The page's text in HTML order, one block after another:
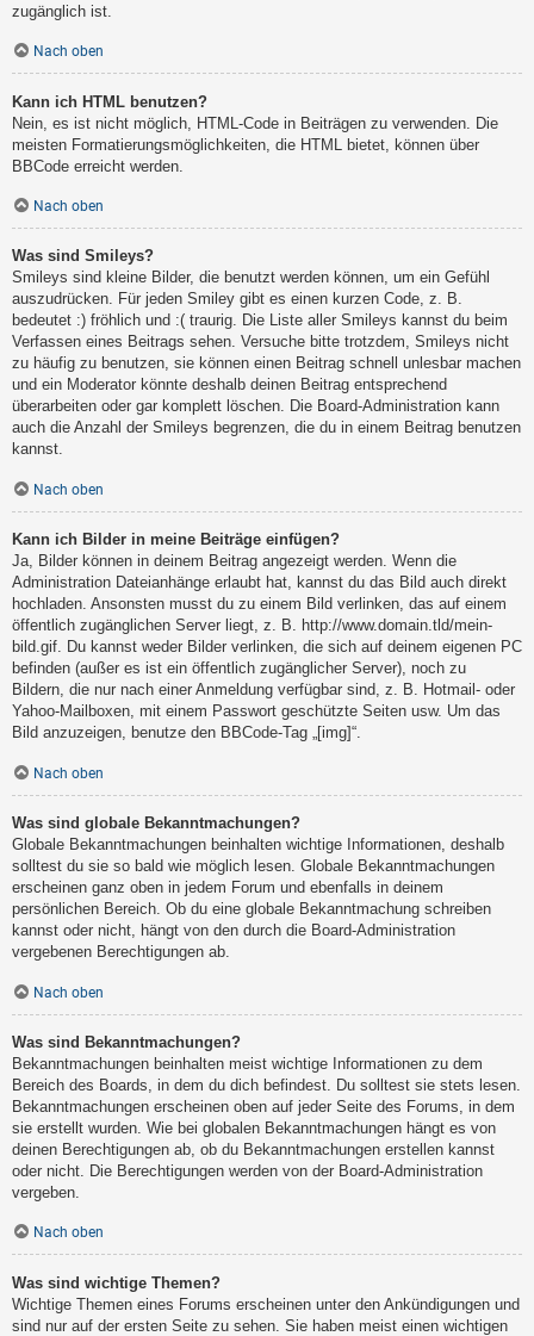
zugänglich ist.
Nach oben
Kann ich HTML benutzen?
Nein, es ist nicht möglich, HTML-Code in Beiträgen zu verwenden. Die
meisten Formatierungsmöglichkeiten, die HTML bietet, können über
BBCode erreicht werden.
Nach oben
Was sind Smileys?
Smileys sind kleine Bilder, die benutzt werden können, um ein Gefühl
auszudrücken. Für jeden Smiley gibt es einen kurzen Code, z. B.
bedeutet :) fröhlich und :( traurig. Die Liste aller Smileys kannst du beim
Verfassen eines Beitrags sehen. Versuche bitte trotzdem, Smileys nicht
zu häufig zu benutzen, sie können einen Beitrag schnell unlesbar machen
und ein Moderator könnte deshalb deinen Beitrag entsprechend
überarbeiten oder gar komplett löschen. Die Board-Administration kann
auch die Anzahl der Smileys begrenzen, die du in einem Beitrag benutzen
kannst.
Nach oben
Kann ich Bilder in meine Beiträge einfügen?
Ja, Bilder können in deinem Beitrag angezeigt werden. Wenn die
Administration Dateianhänge erlaubt hat, kannst du das Bild auch direkt
hochladen. Ansonsten musst du zu einem Bild verlinken, das auf einem
öffentlich zugänglichen Server liegt, z. B. http://www.domain.tld/mein-
bild.gif. Du kannst weder Bilder verlinken, die sich auf deinem eigenen PC
befinden (außer es ist ein öffentlich zugänglicher Server), noch zu
Bildern, die nur nach einer Anmeldung verfügbar sind, z. B. Hotmail- oder
Yahoo-Mailboxen, mit einem Passwort geschützte Seiten usw. Um das
Bild anzuzeigen, benutze den BBCode-Tag „[img]“.
Nach oben
Was sind globale Bekanntmachungen?
Globale Bekanntmachungen beinhalten wichtige Informationen, deshalb
solltest du sie so bald wie möglich lesen. Globale Bekanntmachungen
erscheinen ganz oben in jedem Forum und ebenfalls in deinem
persönlichen Bereich. Ob du eine globale Bekanntmachung schreiben
kannst oder nicht, hängt von den durch die Board-Administration
vergebenen Berechtigungen ab.
Nach oben
Was sind Bekanntmachungen?
Bekanntmachungen beinhalten meist wichtige Informationen zu dem
Bereich des Boards, in dem du dich befindest. Du solltest sie stets lesen.
Bekanntmachungen erscheinen oben auf jeder Seite des Forums, in dem
sie erstellt wurden. Wie bei globalen Bekanntmachungen hängt es von
deinen Berechtigungen ab, ob du Bekanntmachungen erstellen kannst
oder nicht. Die Berechtigungen werden von der Board-Administration
vergeben.
Nach oben
Was sind wichtige Themen?
Wichtige Themen eines Forums erscheinen unter den Ankündigungen und
sind nur auf der ersten Seite zu sehen. Sie haben meist einen wichtigen